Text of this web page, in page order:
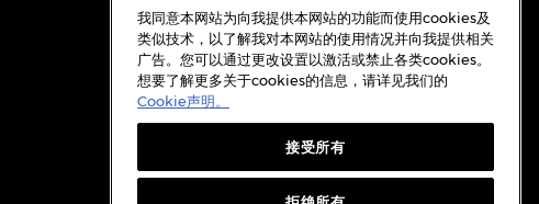
使用条款
隐私政策
Cookie政策
质保
我同意本网站为向我提供本网站的功能而使用cookies及
类似技术，以了解我对本网站的使用情况并向我提供相关
广告。您可以通过更改设置以激活或禁止各类cookies。
想要了解更多关于cookies的信息，请详见我们的
Cookie声明。
接受所有